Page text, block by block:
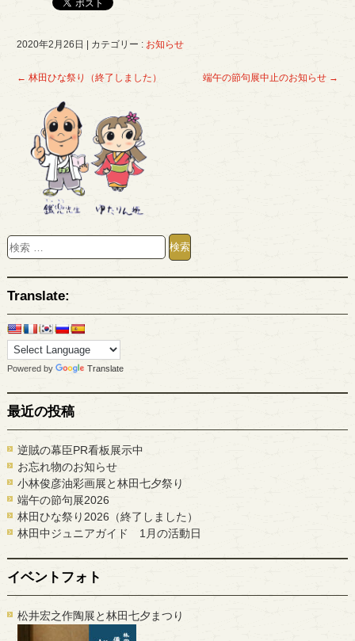
2020年2月26日 カテゴリー : お知らせ
← 林田ひな祭り（終了しました） 端午の節句展中止のお知らせ →
Translate:
Powered by Translate
最近の投稿
逆賊の幕臣PR看板展示中
お忘れ物のお知らせ
小林俊彦油彩画展と林田七夕祭り
端午の節句展2026
林田ひな祭り2026（終了しました）
林田中ジュニアガイド 1月の活動日
イベントフォト
松井宏之作陶展と林田七夕まつり